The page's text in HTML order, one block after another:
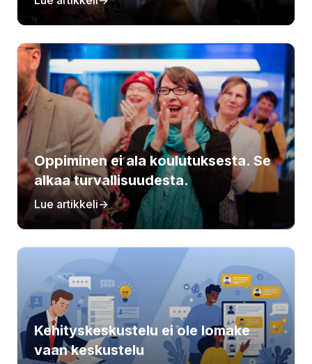
Oppiminen ei ala koulutuksesta. Se
alkaa turvallisuudesta.
Lue artikkeli→
Kehityskeskustelu ei ole lomake
vaan keskustelu